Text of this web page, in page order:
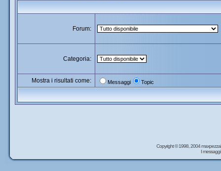
Forum:
Categoria:
Mostra i risultati come: Messaggi Topic
Copyright © 1998, 2004
I